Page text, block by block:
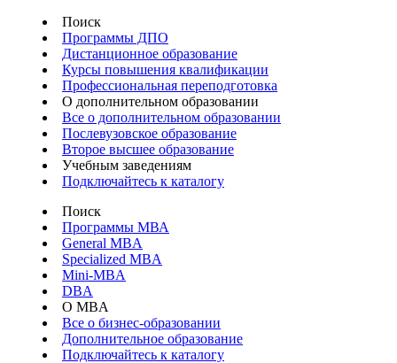
Поиск
Программы ДПО
Дистанционное образование
Курсы повышения квалификации
Профессиональная переподготовка
О дополнительном образовании
Все о дополнительном образовании
Послевузовское образование
Второе высшее образование
Учебным заведениям
Подключайтесь к каталогу
Поиск
Программы МВА
General MBA
Specialized MBA
Mini-MBA
DBA
О MBA
Все о бизнес-образовании
Дополнительное образование
Подключайтесь к каталогу